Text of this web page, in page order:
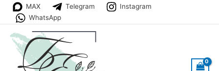
Перейти
содержимому
MAX Telegram
Instagram
WhatsApp